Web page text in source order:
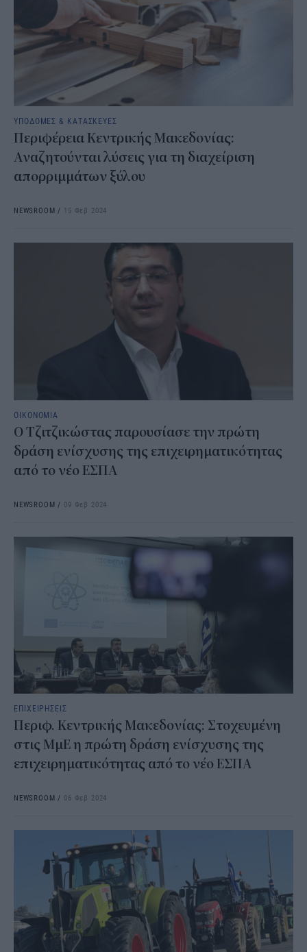
ΥΠΟΔΟΜΕΣ & ΚΑΤΑΣΚΕΥΕΣ
Περιφέρεια Κεντρικής Μακεδονίας:
Αναζητούνται λύσεις για τη διαχείριση
απορριμμάτων ξύλου
NEWSROOM / 15 Φεβ 2024
ΟΙΚΟΝΟΜΙΑ
Ο Τζιτζικώστας παρουσίασε την πρώτη
δράση ενίσχυσης της επιχειρηματικότητας
από το νέο ΕΣΠΑ
NEWSROOM / 09 Φεβ 2024
ΕΠΙΧΕΙΡΗΣΕΙΣ
Περιφ. Κεντρικής Μακεδονίας: Στοχευμένη
στις ΜμΕ η πρώτη δράση ενίσχυσης της
επιχειρηματικότητας από το νέο ΕΣΠΑ
NEWSROOM / 06 Φεβ 2024